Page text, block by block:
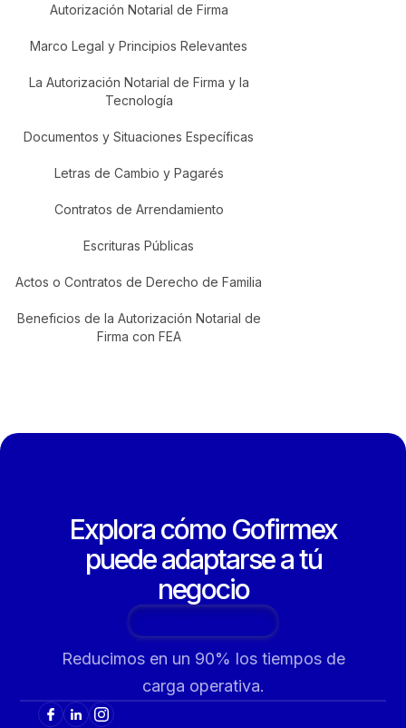
Autorización Notarial de Firma
Marco Legal y Principios Relevantes
La Autorización Notarial de Firma y la
Tecnología
Documentos y Situaciones Específicas
Letras de Cambio y Pagarés
Contratos de Arrendamiento
Escrituras Públicas
Actos o Contratos de Derecho de Familia
Beneficios de la Autorización Notarial de
Firma con FEA
Explora cómo Gofirmex
puede adaptarse a tú
negocio
Reducimos en un 90% los tiempos de
carga operativa.